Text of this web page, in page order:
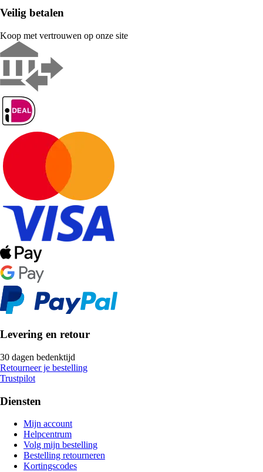
Veilig betalen
Koop met vertrouwen op onze site
Levering en retour
30 dagen bedenktijd
Retourneer je bestelling
Trustpilot
Diensten
Mijn account
Helpcentrum
Volg mijn bestelling
Bestelling retourneren
Kortingscodes